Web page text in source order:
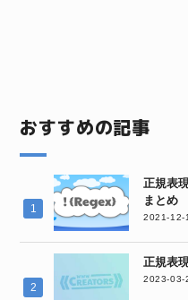
おすすめの記事
正規表
まとめ
2021-12-
正規表
2023-03-